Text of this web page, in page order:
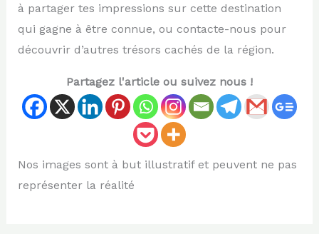
à partager tes impressions sur cette destination
qui gagne à être connue, ou contacte-nous pour
découvrir d’autres trésors cachés de la région.
Partagez l'article ou suivez nous !
Nos images sont à but illustratif et peuvent ne pas
représenter la réalité